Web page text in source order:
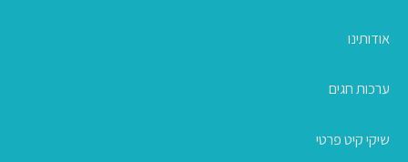
אודותינו
ערכות חגים
שיקי קיט פרטי